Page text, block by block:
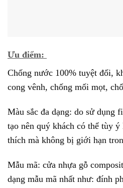
Ưu điểm:
Chống nước 100% tuyệt đối,
cong vênh, chống mối mọt,
Màu sắc đa dạng: do sử dụng
tạo nên quý khách có thể tùy
thích mà không bị giới hạn
Mẫu mã: cửa nhựa gỗ
dạng mẫu mã nhất như: đính